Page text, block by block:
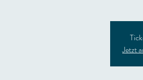
Jetzt